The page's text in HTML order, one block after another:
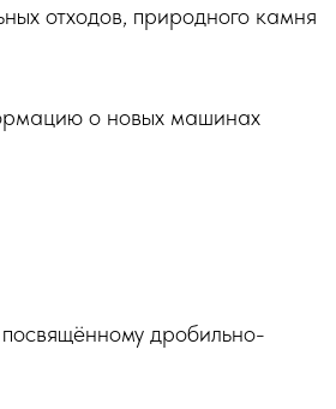
отходов, природного камня
о новых машинах
дробильно-